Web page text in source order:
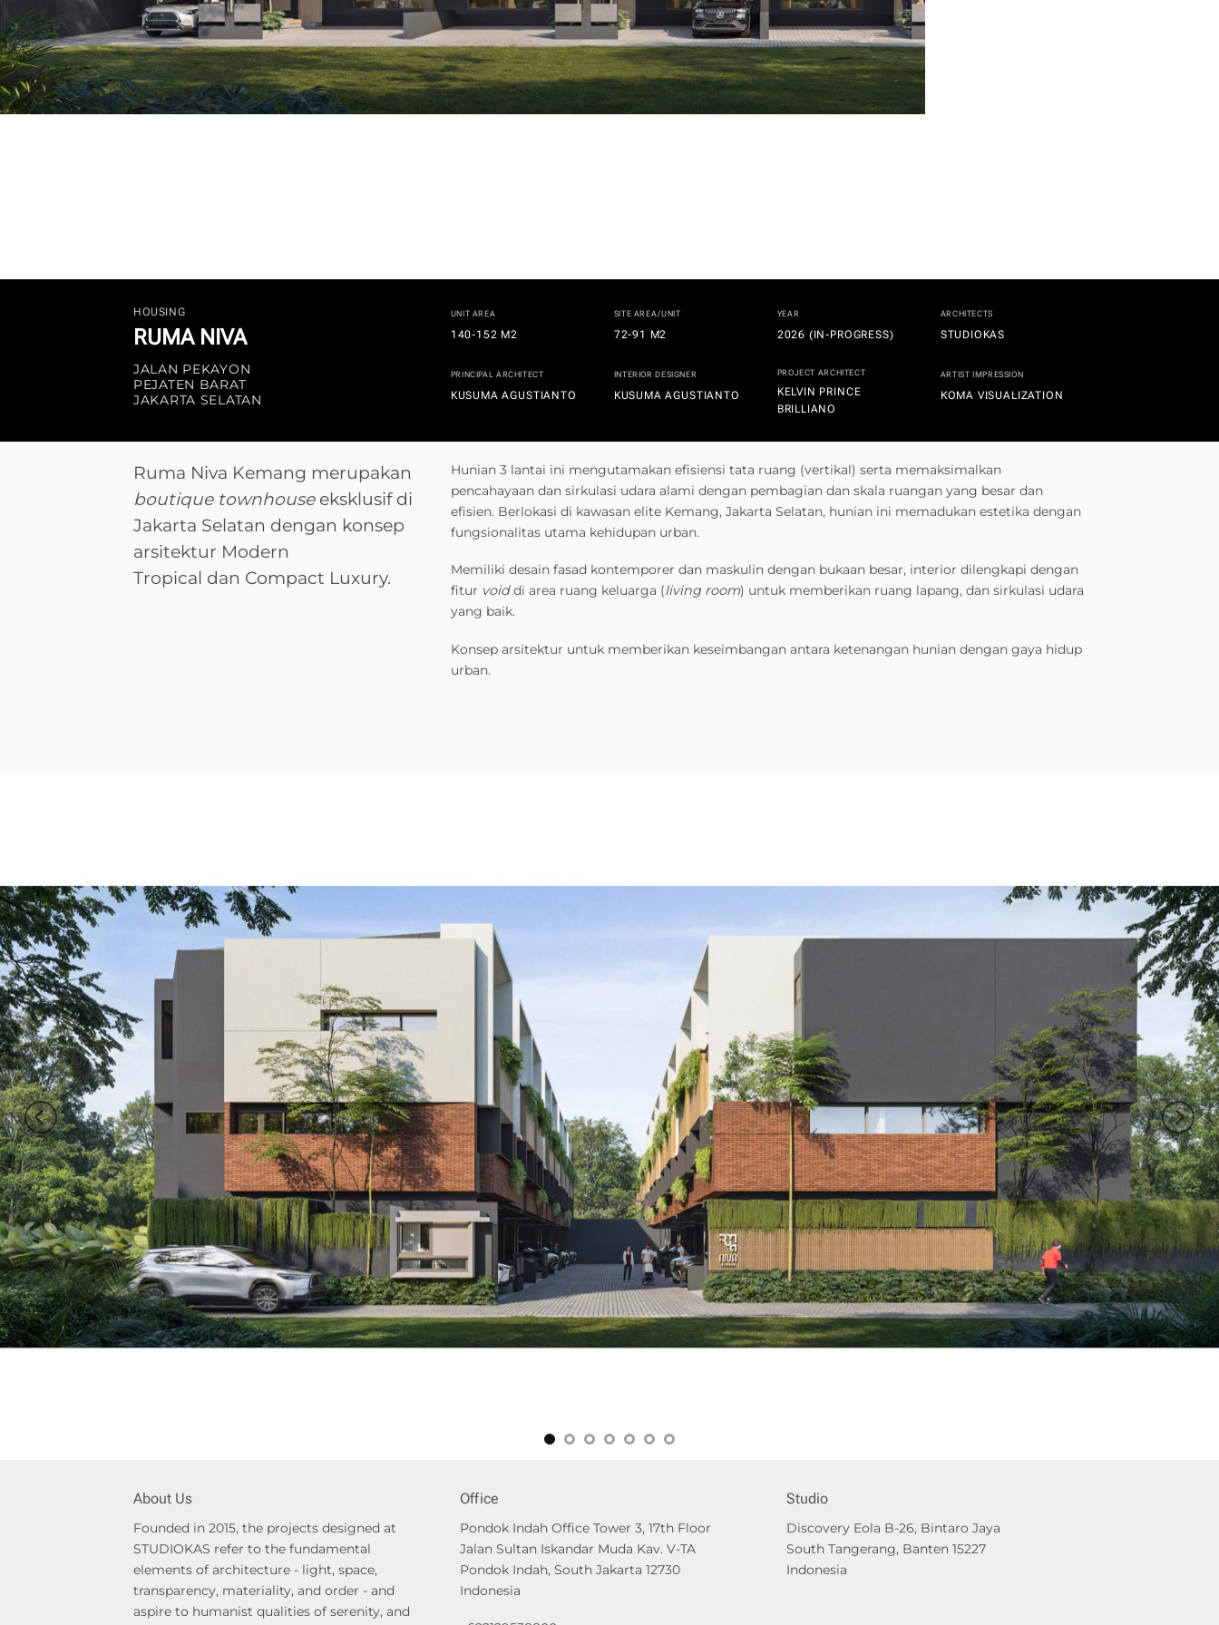
HOUSING
RUMA NIVA
JALAN PEKAYON
PEJATEN BARAT
JAKARTA SELATAN
UNIT AREA
140-152 M2
SITE AREA/UNIT
72-91 M2
YEAR
2026 (IN-PROGRESS)
ARCHITECTS
STUDIOKAS
PRINCIPAL ARCHITECT
KUSUMA AGUSTIANTO
INTERIOR DESIGNER
KUSUMA AGUSTIANTO
PROJECT ARCHITECT
KELVIN PRINCE
BRILLIANO
ARTIST IMPRESSION
KOMA VISUALIZATION
Ruma Niva Kemang merupakan
boutique townhouseeksklusif di
Jakarta Selatan dengan konsep
arsitektur Modern
Tropical dan Compact Luxury.
Hunian 3 lantai ini mengutamakan efisiensi tata ruang (vertikal) serta memaksimalkan
pencahayaan dan sirkulasi udara alami dengan pembagian dan skala ruangan yang besar dan
efisien. Berlokasi di kawasan elite Kemang, Jakarta Selatan, hunian ini memadukan estetika dengan
fungsionalitas utama kehidupan urban.
Memiliki desain fasad kontemporer dan maskulin dengan bukaan besar, interior dilengkapi dengan
fitur voiddi area ruang keluarga (living room) untuk memberikan ruang lapang, dan sirkulasi udara
yang baik.
Konsep arsitektur untuk memberikan keseimbangan antara ketenangan hunian dengan gaya hidup
urban.
About Us
Founded in 2015, the projects designed at
STUDIOKAS refer to the fundamental
elements of architecture - light, space,
transparency, materiality, and order - and
aspire to humanist qualities of serenity, and
Office
Pondok Indah Office Tower 3, 17th Floor
Jalan Sultan Iskandar Muda Kav. V-TA
Pondok Indah, South Jakarta 12730
Indonesia
Studio
Discovery Eola B-26, Bintaro Jaya
South Tangerang, Banten 15227
Indonesia